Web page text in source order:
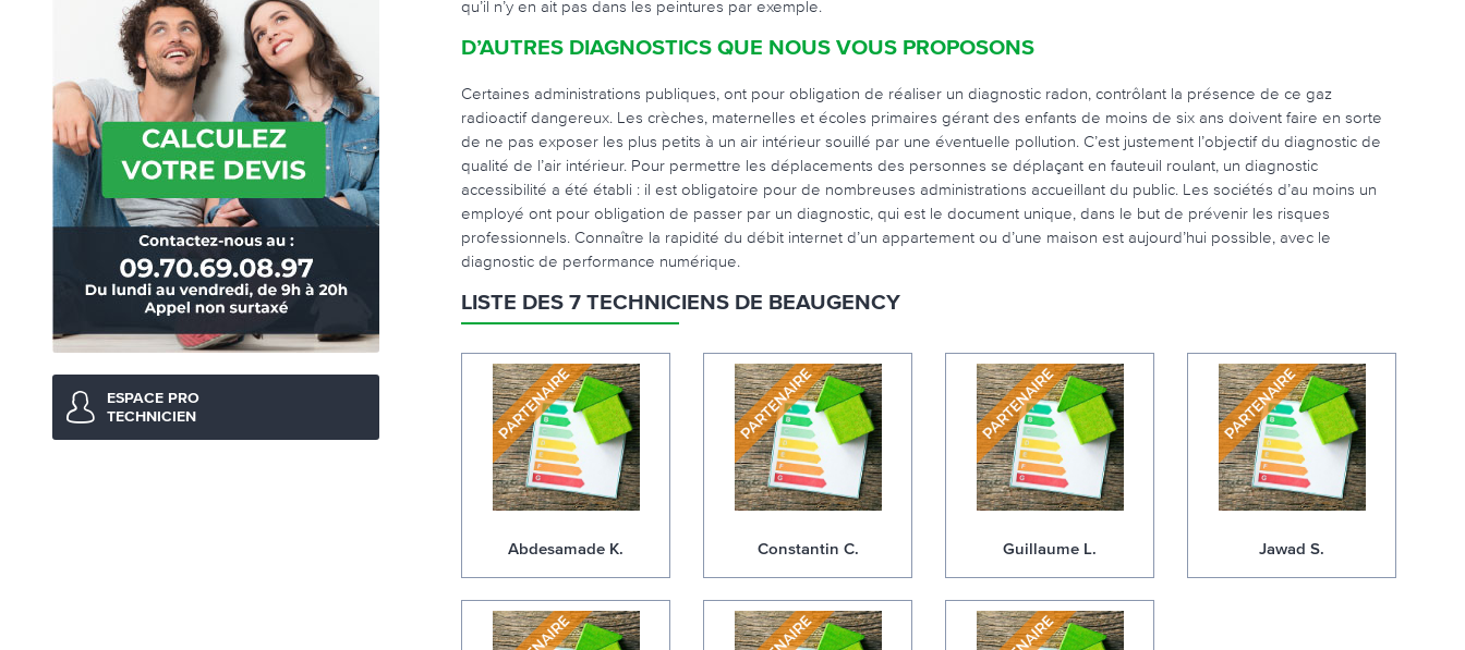
ESPACE PRO
TECHNICIEN
qu’il n’y en ait pas dans les peintures par exemple.
D’AUTRES DIAGNOSTICS QUE NOUS VOUS PROPOSONS
Certaines administrations publiques, ont pour obligation de réaliser un diagnostic radon, contrôlant la présence de ce gaz
radioactif dangereux. Les crèches, maternelles et écoles primaires gérant des enfants de moins de six ans doivent faire en sorte
de ne pas exposer les plus petits à un air intérieur souillé par une éventuelle pollution. C’est justement l’objectif du diagnostic de
qualité de l’air intérieur. Pour permettre les déplacements des personnes se déplaçant en fauteuil roulant, un diagnostic
accessibilité a été établi : il est obligatoire pour de nombreuses administrations accueillant du public. Les sociétés d’au moins un
employé ont pour obligation de passer par un diagnostic, qui est le document unique, dans le but de prévenir les risques
professionnels. Connaître la rapidité du débit internet d’un appartement ou d’une maison est aujourd’hui possible, avec le
diagnostic de performance numérique.
LISTE DES 7 TECHNICIENS DE BEAUGENCY
Abdesamade K. Constantin C. Guillaume L. Jawad S.